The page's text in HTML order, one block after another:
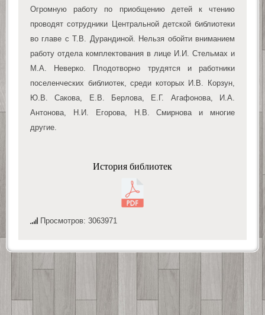
Огромную работу по приобщению детей к чтению
проводят сотрудники Центральной детской библиотеки
во главе с Т.В. Дурандиной. Нельзя обойти вниманием
работу отдела комплектования в лице И.И. Стельмах и
М.А. Неверко. Плодотворно трудятся и работники
поселенческих библиотек, среди которых И.В. Корзун,
Ю.В. Сакова, Е.В. Берлова, Е.Г. Агафонова, И.А.
Антонова, Н.И. Егорова, Н.В. Смирнова и многие
другие.
История библиотек
Просмотров: 3063971